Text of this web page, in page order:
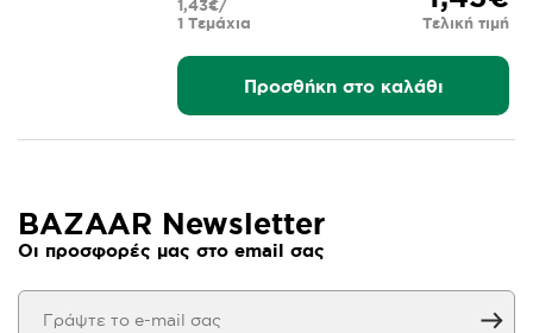
Τελική τιμή
1 Τεμάχια
1,43€/
Προσθήκη στο καλάθι
BAZAAR Newsletter
Οι προσφορές μας στο email σας